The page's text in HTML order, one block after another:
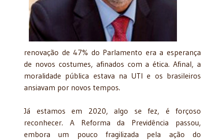
renovação de 47% do Parlamento era a esperança
de novos costumes, afinados com a ética. Afinal, a
moralidade pública estava na UTI e os brasileiros
ansiavam por novos tempos.
Já estamos em 2020, algo se fez, é forçoso
reconhecer. A Reforma da Previdência passou,
embora um pouco fragilizada pela ação do